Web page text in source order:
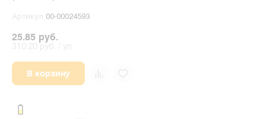
Артикул 00-00024593
25.85 руб.
В корзину